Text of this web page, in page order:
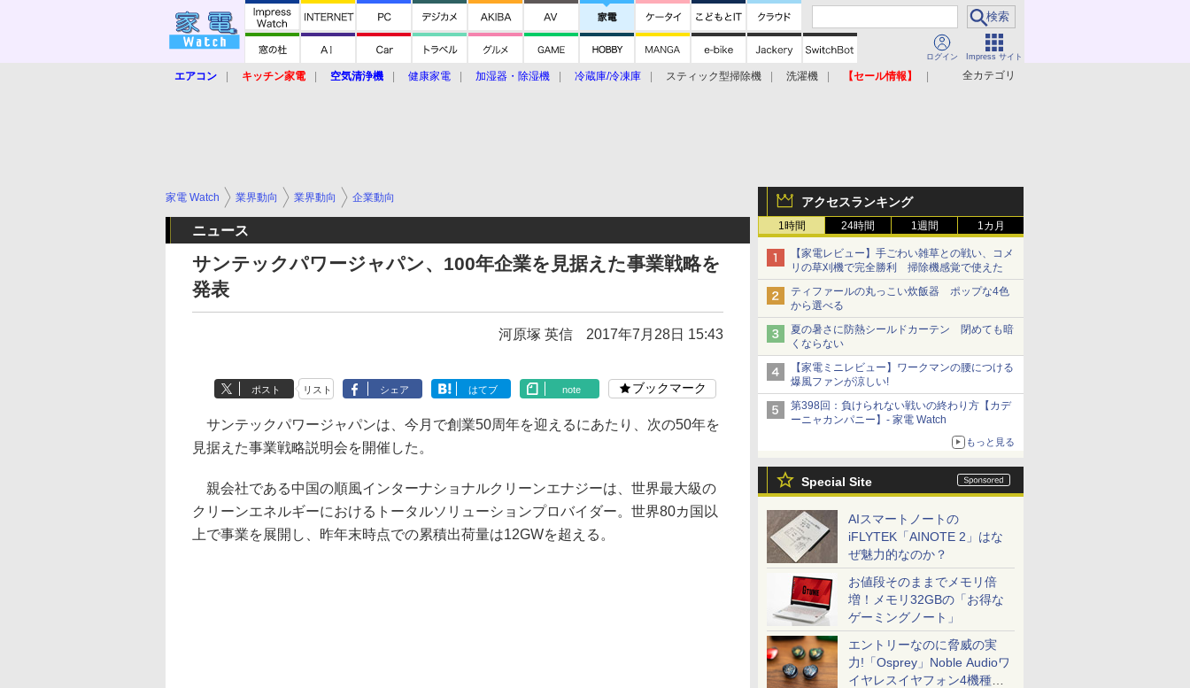
ログイン Impress サイト
全カテゴリ
エアコン キッチン家電 空気清浄機 健康家電 加湿器・除湿機 冷蔵庫/冷凍庫 スティック型掃除機 洗濯機
【セール情報】
アクセスランキング
1時間 24時間 1週間 1カ月
【家電レビュー】手ごわい雑草との戦い、コメ
リの草刈機で完全勝利 掃除機感覚で使えた
ティファールの丸っこい炊飯器 ポップな4色
から選べる
夏の暑さに防熱シールドカーテン 閉めても暗
くならない
【家電ミニレビュー】ワークマンの腰につける
爆風ファンが涼しい!
第398回：負けられない戦いの終わり方【カデ
ーニャカンパニー】- 家電 Watch
もっと見る
Special Site
AIスマートノートの
iFLYTEK「AINOTE 2」はな
ぜ魅力的なのか？
お値段そのままでメモリ倍
増！メモリ32GBの「お得な
ゲーミングノート」
エントリーなのに脅威の実
力!「Osprey」Noble Audioワ
イヤレスイヤフォン4機種を
家電 Watch 業界動向 業界動向 企業動向
ニュース
サンテックパワージャパン、100年企業を見据えた事業戦略を
発表
河原塚 英信 2017年7月28日 15:43
ポスト リスト シェア はてブ note ブックマーク
サンテックパワージャパンは、今月で創業50周年を迎えるにあたり、次の50年を
見据えた事業戦略説明会を開催した。
親会社である中国の順風インターナショナルクリーンエナジーは、世界最大級の
クリーンエネルギーにおけるトータルソリューションプロバイダー。世界80カ国以
上で事業を展開し、昨年末時点での累積出荷量は12GWを超える。